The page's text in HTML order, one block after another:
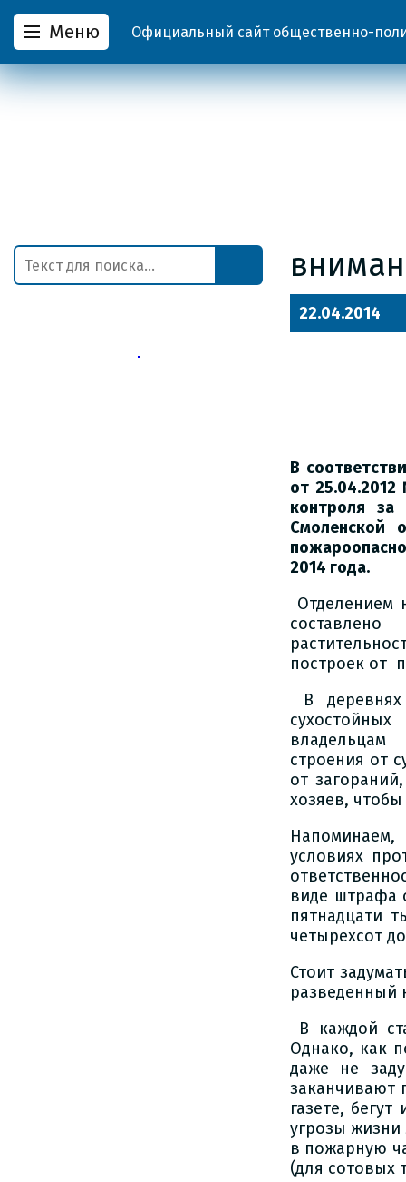
Меню Официальный сайт общественно-
22.04.2014
В
от
контроля
Смоленской
2014 года.
Отделением
построек от
В
владельцам
строения от
от
хозяев,
Напоминаем,
условиях
виде штрафа
пятнадцати
четырехсот
Стоит
разведенный
В каждой
Однако, как
даже не
заканчивают
газете,
угрозы
в пожарную
(для сотовых